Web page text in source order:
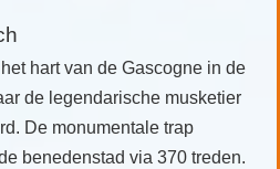
hart van de Gascogne in de
de legendarische musketier
De monumentale trap
benedenstad via 370 treden.